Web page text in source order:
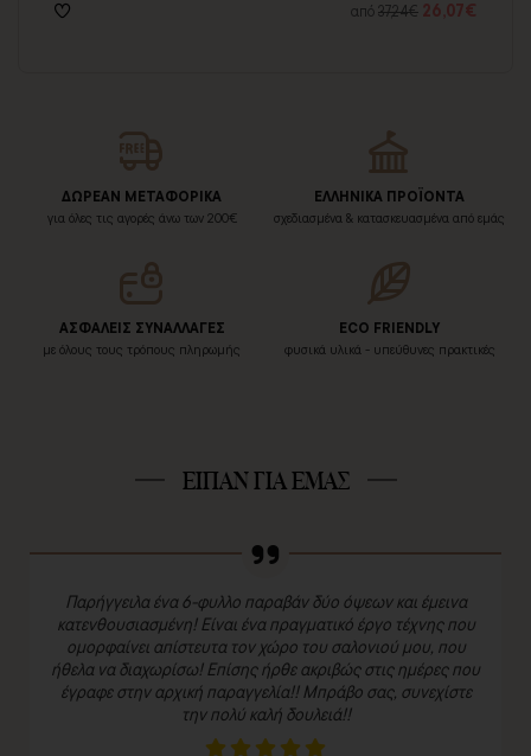
από37,24€ 26,07€
ΔΩΡΕΑΝ ΜΕΤΑΦΟΡΙΚΑ
για όλες τις αγορές άνω των 200€
ΕΛΛΗΝΙΚΑ ΠΡΟΪΟΝΤΑ
σχεδιασμένα & κατασκευασμένα από εμάς
ΑΣΦΑΛΕΙΣ ΣΥΝΑΛΛΑΓΕΣ
με όλους τους τρόπους πληρωμής
ECO FRIENDLY
φυσικά υλικά - υπεύθυνες πρακτικές
ΕΙΠΑΝ ΓΙΑ ΕΜΑΣ
Παρήγγειλα ένα 6-φυλλο παραβάν δύο όψεων και έμεινα
κατενθουσιασμένη! Είναι ένα πραγματικό έργο τέχνης που
ομορφαίνει απίστευτα τον χώρο του σαλονιού μου, που
ήθελα να διαχωρίσω! Επίσης ήρθε ακριβώς στις ημέρες που
έγραφε στην αρχική παραγγελία!! Μπράβο σας, συνεχίστε
την πολύ καλή δουλειά!!